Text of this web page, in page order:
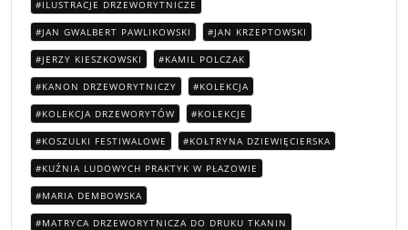
ILUSTRACJE DRZEWORYTNICZE
JAN GWALBERT PAWLIKOWSKI JAN KRZEPTOWSKI
JERZY KIESZKOWSKI KAMIL POLCZAK
KANON DRZEWORYTNICZY KOLEKCJA
KOLEKCJA DRZEWORYTÓW KOLEKCJE
KOSZULKI FESTIWALOWE KOŁTRYNA DZIEWIĘCIERSKA
KUŹNIA LUDOWYCH PRAKTYK W PŁAZOWIE
MARIA DEMBOWSKA
MATRYCA DRZEWORYTNICZA DO DRUKU TKANIN